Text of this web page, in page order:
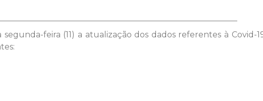
feira (11) a atualização dos dados referentes à Covid-